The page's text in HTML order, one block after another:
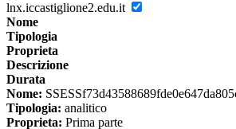
lnx.iccastiglione2.edu.it
Nome
Tipologia
Proprieta
Descrizione
Durata
Nome:
Tipologia: analitico
Proprieta: Prima parte